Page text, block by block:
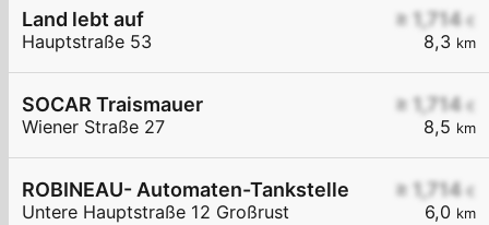
≥ 1,714 €
8,3 km
Land lebt auf
Hauptstraße 53
≥ 1,714 €
8,5 km
SOCAR Traismauer
Wiener Straße 27
≥ 1,714 €
6,0 km
ROBINEAU- Automaten-Tankstelle
Untere Hauptstraße 12 Großrust